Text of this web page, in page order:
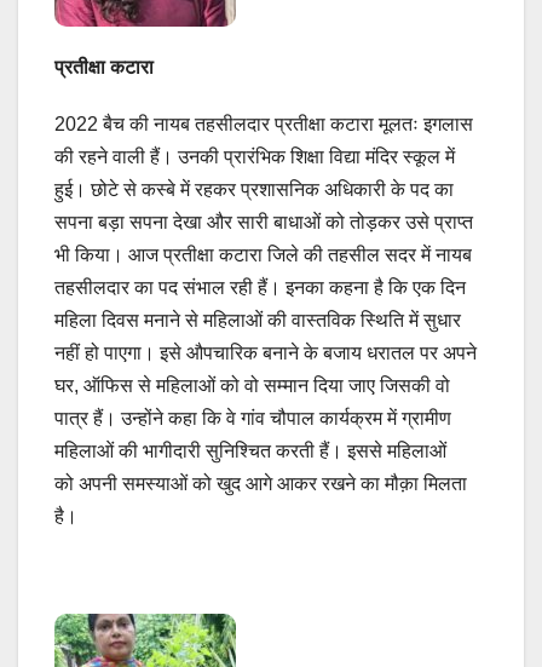
प्रतीक्षा कटारा
2022 बैच की नायब तहसीलदार प्रतीक्षा कटारा मूलतः इगलास
की रहने वाली हैं। उनकी प्रारंभिक शिक्षा विद्या मंदिर स्कूल में
हुई। छोटे से कस्बे में रहकर प्रशासनिक अधिकारी के पद का
सपना बड़ा सपना देखा और सारी बाधाओं को तोड़कर उसे प्राप्त
भी किया। आज प्रतीक्षा कटारा जिले की तहसील सदर में नायब
तहसीलदार का पद संभाल रही हैं। इनका कहना है कि एक दिन
महिला दिवस मनाने से महिलाओं की वास्तविक स्थिति में सुधार
नहीं हो पाएगा। इसे औपचारिक बनाने के बजाय धरातल पर अपने
घर, ऑफिस से महिलाओं को वो सम्मान दिया जाए जिसकी वो
पात्र हैं। उन्होंने कहा कि वे गांव चौपाल कार्यक्रम में ग्रामीण
महिलाओं की भागीदारी सुनिश्चित करती हैं। इससे महिलाओं
को अपनी समस्याओं को खुद आगे आकर रखने का मौक़ा मिलता
है।